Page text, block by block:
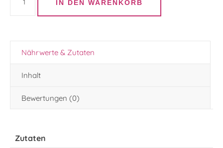
IN DEN WARENKORB
Nährwerte & Zutaten
Inhalt
Bewertungen (0)
Zutaten